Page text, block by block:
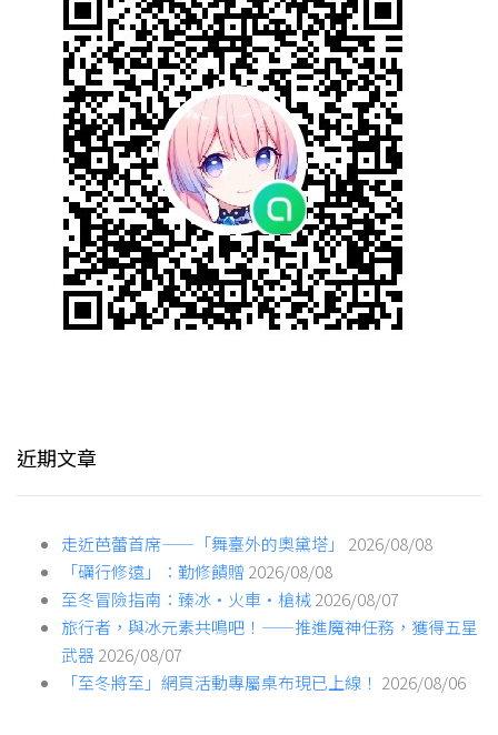
近期文章
走近芭蕾首席——「舞臺外的奧黛塔」
2026/08/08
「礪行修遠」：勤修饋贈 2026/08/08
至冬冒險指南：臻冰·火車·槍械2026/08/07
旅行者，與冰元素共鳴吧！——推進魔神任務，獲得五星
武器2026/08/07
「至冬將至」網頁活動專屬桌布現已上線！ 2026/08/06